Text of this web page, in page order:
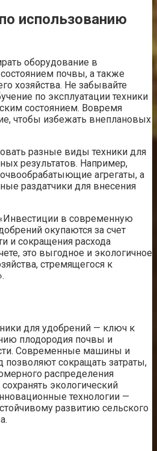
использованию
оборудование в
почвы, а также
хозяйства. Не забывайте
по эксплуатации техники
состоянием. Вовремя
чтобы избежать внеплановых
разные виды техники для
результатов. Например,
агрегаты, а
раздатчики для внесения
в современную
окупаются за счет
и сокращения расхода
это выгодное и экологичное
стремящегося к
для удобрений — ключ к
плодородия почвы и
Современные машины и
позволяют сокращать затраты,
распределения
экологический
технологии —
развитию сельского